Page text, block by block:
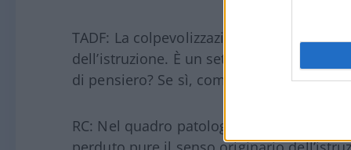
TADF: La colpevolizzazione delle nostre
dell’istruzione. È un settore in cui
di pensiero? Se sì, come?
RC: Nel quadro patologico degenerativo